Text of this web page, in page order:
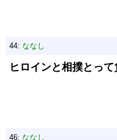
44: ななし
ヒロインと相撲とっ
46: ななし